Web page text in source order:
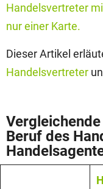
Handelsvertreter
nur einer Karte.
Dieser Artikel
Handelsvertreter
Beruf des